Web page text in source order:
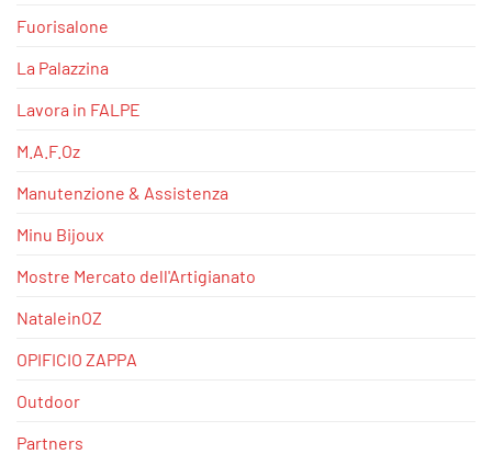
Fuorisalone
La Palazzina
Lavora in FALPE
M.A.F.Oz
Manutenzione & Assistenza
Minu Bijoux
Mostre Mercato dell'Artigianato
NataleinOZ
OPIFICIO ZAPPA
Outdoor
Partners